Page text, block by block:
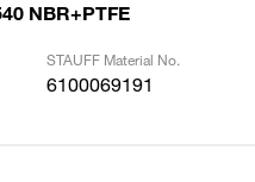
NBR+PTFE
STAUFF Material No.
6100069191